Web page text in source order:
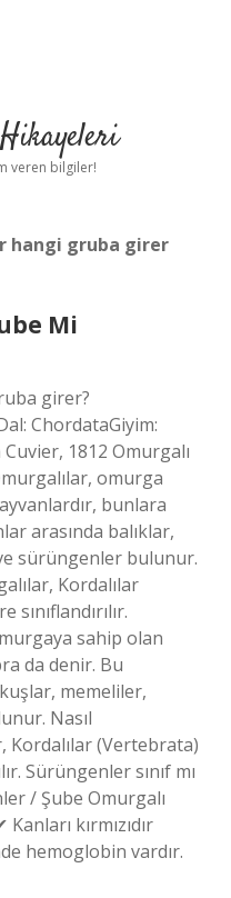
veren bilgiler!
hangi gruba girer
Mi
girer?
ChordataGiyim:
1812 Omurgalı
omurga
bunlara
arasında balıklar,
sürüngenler bulunur.
Kordalılar
sahip olan
da denir. Bu
memeliler,
Nasıl
Kordalılar (Vertebrata)
Sürüngenler sınıf mı
/ Şube Omurgalı
kırmızıdır
hemoglobin vardır.